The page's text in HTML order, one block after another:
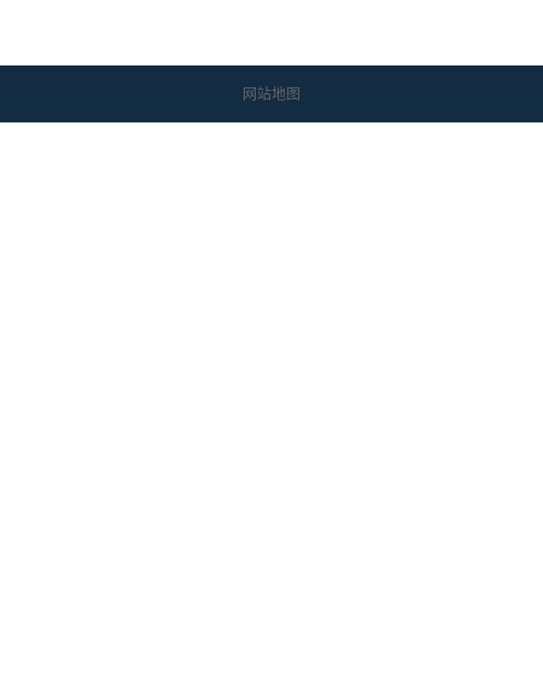
网站地图